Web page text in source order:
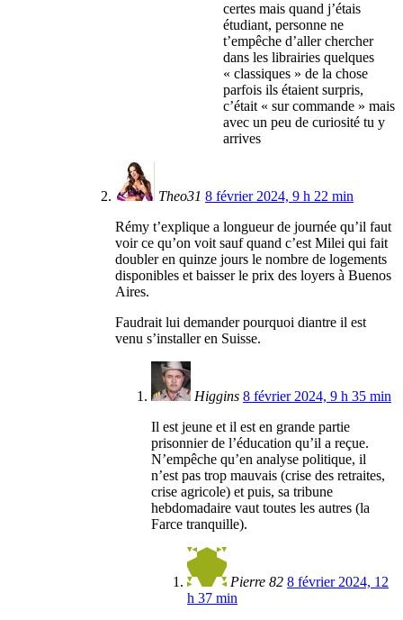
certes mais quand j’étais
étudiant, personne ne
t’empêche d’aller chercher
dans les librairies quelques
« classiques » de la chose
parfois ils étaient surpris,
c’était « sur commande » mais
avec un peu de curiosité tu y
arrives
Theo31 8 février 2024, 9 h 22 min
Rémy t’explique a longueur de journée qu’il faut
voir ce qu’on voit sauf quand c’est Milei qui fait
doubler en quinze jours le nombre de logements
disponibles et baisser le prix des loyers à Buenos
Aires.
Faudrait lui demander pourquoi diantre il est
venu s’installer en Suisse.
Higgins 8 février 2024, 9 h 35 min
Il est jeune et il est en grande partie
prisonnier de l’éducation qu’il a reçue.
N’empêche qu’en analyse politique, il
n’est pas trop mauvais (crise des retraites,
crise agricole) et puis, sa tribune
hebdomadaire vaut toutes les autres (la
Farce tranquille).
Pierre 82 8 février 2024, 12
h 37 min